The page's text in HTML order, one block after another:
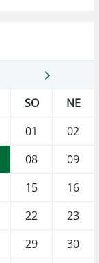
SO
NE
01
02
08
09
15
16
22
23
29
30